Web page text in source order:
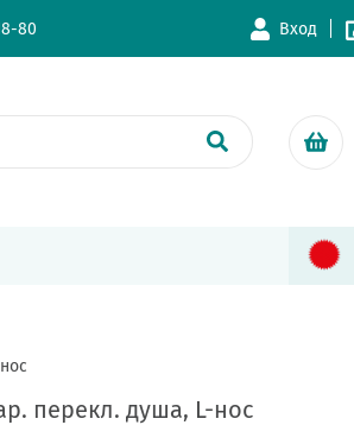
80 Вход
перекл. душа, L-нос